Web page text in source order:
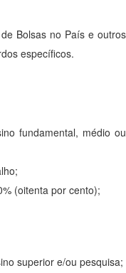
Bolsas no País e outros
específicos.
fundamental, médio ou
(oitenta por cento);
superior e/ou pesquisa;